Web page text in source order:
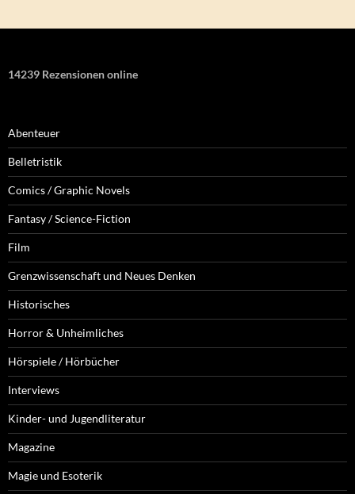
14239 Rezensionen online
Abenteuer
Belletristik
Comics / Graphic Novels
Fantasy / Science-Fiction
Film
Grenzwissenschaft und Neues Denken
Historisches
Horror & Unheimliches
Hörspiele / Hörbücher
Interviews
Kinder- und Jugendliteratur
Magazine
Magie und Esoterik